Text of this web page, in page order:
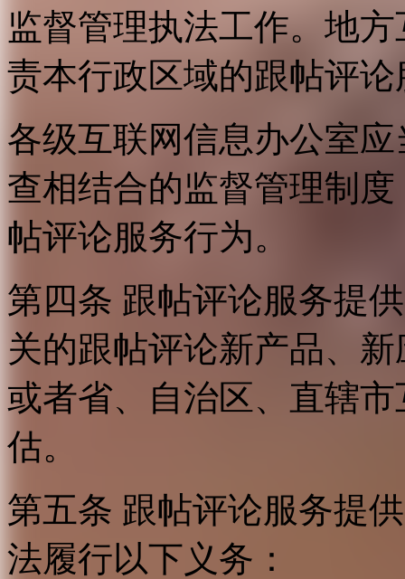
监督管理执法工作。地
责本行政区域的跟帖评
各级互联网信息办公室
查相结合的监督管理制
帖评论服务行为。
第四条 跟帖评论服务提
关的跟帖评论新产品、
或者省、自治区、直辖
估。
第五条 跟帖评论服务提
法履行以下义务：